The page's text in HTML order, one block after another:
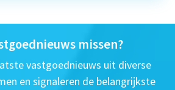
missen?
vastgoednieuws uit diverse
en signaleren de belangrijkste